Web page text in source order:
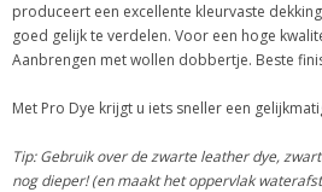
produceert een excellente kleurvaste
goed gelijk te verdelen. Voor een hoge
Aanbrengen met wollen dobbertje. Beste
Met Pro Dye krijgt u iets sneller een
Tip: Gebruik over de zwarte leather dye,
nog dieper! (en maakt het oppervlak